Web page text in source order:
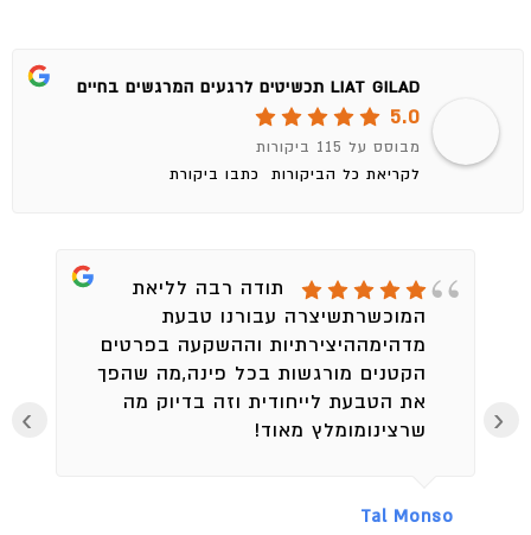
LIAT GILAD תכשיטים לרגעים המרגשים בחיים
5.0
מבוסס על 115 ביקורות
לקריאת כל הביקורות
כתבו ביקורת
תודה רבה לליאת
המוכשרתשיצרה עבורנו טבעת
מדהימההיצירתיות וההשקעה בפרטים
הקטנים מורגשות בכל פינה,מה שהפך
את הטבעת לייחודית וזה בדיוק מה
שרצינומומלץ מאוד!
Tal Monso
‹
›